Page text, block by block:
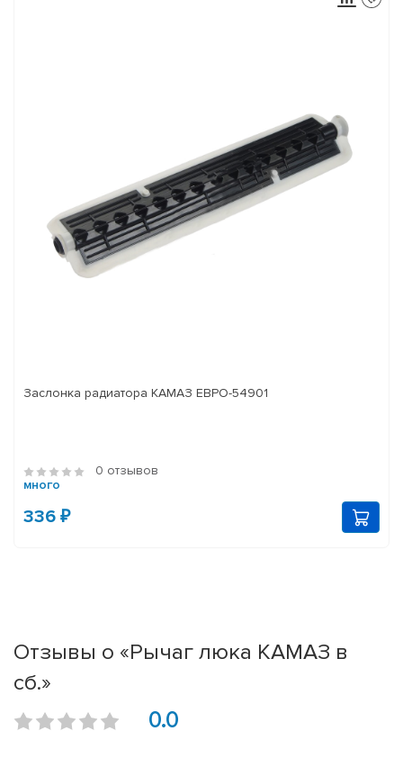
Заслонка радиатора КАМАЗ ЕВРО-54901
0 отзывов
много
336 ₽
Отзывы о «Рычаг люка КАМАЗ в
сб.»
0.0